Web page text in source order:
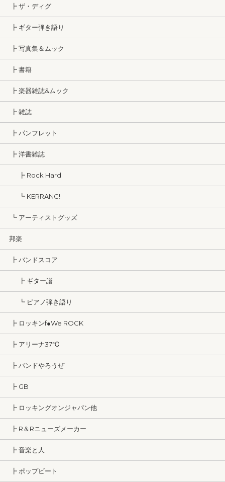
┣ ザ・ディグ
┣ ギター弾き語り
┣ 写真集＆ムック
┣ 書籍
┣ 楽器雑誌&ムック
┣ 雑誌
┣ パンフレット
┣ 洋書雑誌
┣ Rock Hard
┗ KERRANG!
┗ アーティストグッズ
邦楽
┣ バンドスコア
┣ ギター譜
┗ ピアノ弾き語り
┣ ロッキンf●We ROCK
┣ アリーナ37℃
┣ バンドやろうぜ
┣ GB
┣ ロッキングオンジャパン他
┣ R＆Rニューズメーカー
┣ 音楽と人
┣ ポップビート